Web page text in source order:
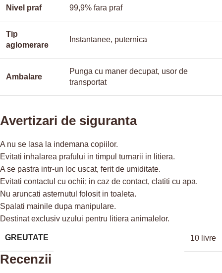
Nivel praf 99,9% fara praf
Tip
aglomerare
Instantanee, puternica
Ambalare
Punga cu maner decupat, usor de
transportat
Avertizari de siguranta
A nu se lasa la indemana copiilor.
Evitati inhalarea prafului in timpul turnarii in litiera.
A se pastra intr-un loc uscat, ferit de umiditate.
Evitati contactul cu ochii; in caz de contact, clatiti cu apa.
Nu aruncati asternutul folosit in toaleta.
Spalati mainile dupa manipulare.
Destinat exclusiv uzului pentru litiera animalelor.
GREUTATE 10 livre
Recenzii